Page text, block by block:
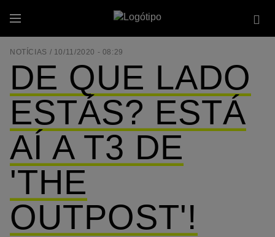
para
o
conteúdo
Menu
NOTÍCIAS / 10/11/2020 - 08:29
DE QUE LADO
ESTÁS? ESTÁ
AÍ A T3 DE
'THE
OUTPOST'!